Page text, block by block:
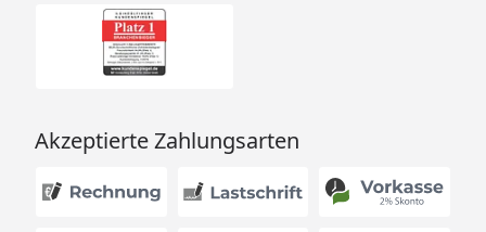
Optionale Erweiterungen (siehe Reiter "Zubehör"):
Akzeptierte Zahlungsarten